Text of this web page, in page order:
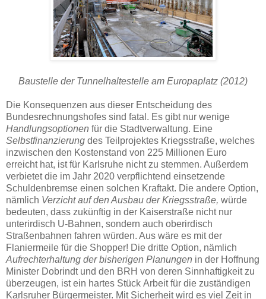
Baustelle der Tunnelhaltestelle am Europaplatz (2012)
Die Konsequenzen aus dieser Entscheidung des
Bundesrechnungshofes sind fatal. Es gibt nur wenige
Handlungsoptionen für die Stadtverwaltung. Eine
Selbstfinanzierung des Teilprojektes Kriegsstraße, welches
inzwischen den Kostenstand von 225 Millionen Euro
erreicht hat, ist für Karlsruhe nicht zu stemmen. Außerdem
verbietet die im Jahr 2020 verpflichtend einsetzende
Schuldenbremse einen solchen Kraftakt. Die andere Option,
nämlich Verzicht auf den Ausbau der Kriegsstraße, würde
bedeuten, dass zukünftig in der Kaiserstraße nicht nur
unterirdisch U-Bahnen, sondern auch oberirdisch
Straßenbahnen fahren würden. Aus wäre es mit der
Flaniermeile für die Shopper! Die dritte Option, nämlich
Aufrechterhaltung der bisherigen Planungen in der Hoffnung
Minister Dobrindt und den BRH von deren Sinnhaftigkeit zu
überzeugen, ist ein hartes Stück Arbeit für die zuständigen
Karlsruher Bürgermeister. Mit Sicherheit wird es viel Zeit in